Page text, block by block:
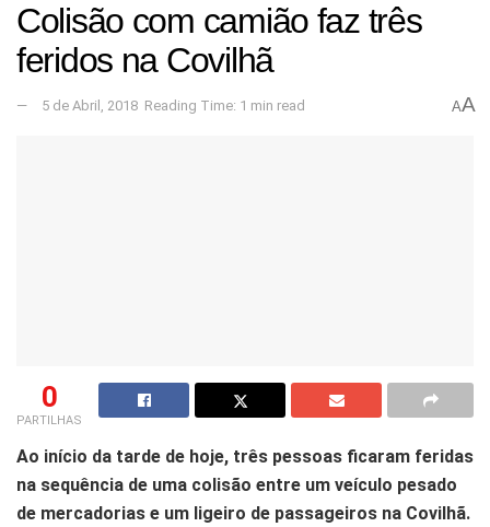
Colisão com camião faz três
feridos na Covilhã
5 de Abril, 2018 Reading Time: 1 min read AA
0
PARTILHAS
Ao início da tarde de hoje, três pessoas ficaram feridas
na sequência de uma colisão entre um veículo pesado
de mercadorias e um ligeiro de passageiros na Covilhã.